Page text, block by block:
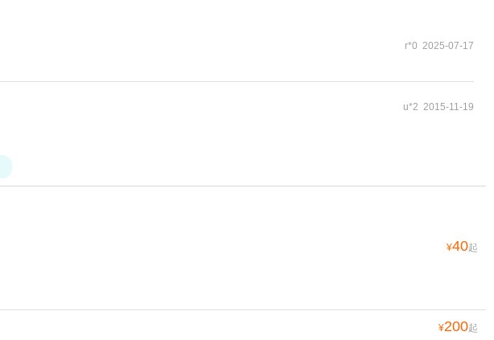
r*0 2025-07-17
u*2 2015-11-19
¥40起
¥200起